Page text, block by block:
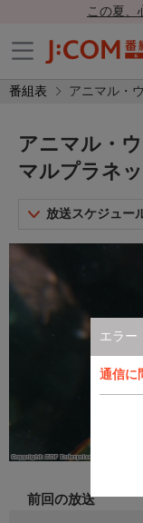
この夏、
番組表 アニマル・
エラー
通信に
アニマル・
マルプラネ
放送スケジュー
前回の放送